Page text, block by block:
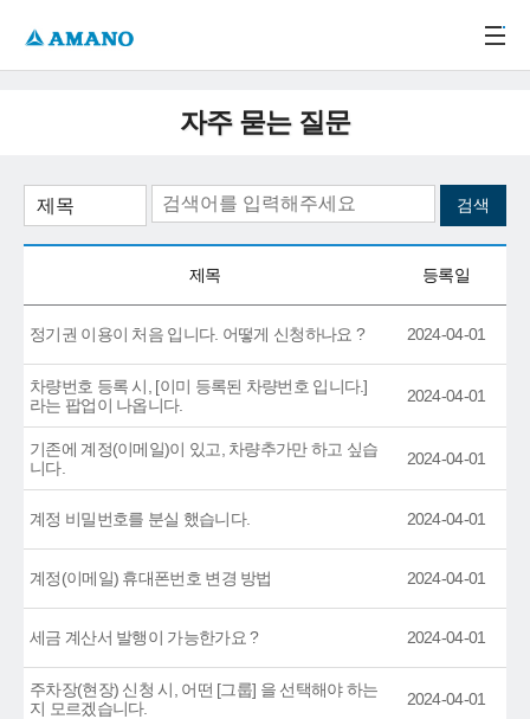
자주 묻는 질문
제목 등록일
정기권 이용이 처음 입니다. 어떻게 신청하나요 ? 2024-04-01
차량번호 등록 시, [이미 등록된 차량번호 입니다.]
라는 팝업이 나옵니다.
2024-04-01
기존에 계정(이메일)이 있고, 차량추가만 하고 싶습
니다.
2024-04-01
계정 비밀번호를 분실 했습니다. 2024-04-01
계정(이메일) 휴대폰번호 변경 방법 2024-04-01
세금 계산서 발행이 가능한가요 ? 2024-04-01
주차장(현장) 신청 시, 어떤 [그룹] 을 선택해야 하는
지 모르겠습니다.
2024-04-01